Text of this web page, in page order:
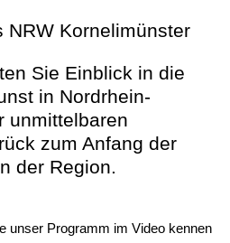
NRW Kornelimünster
Sie Einblick in die
in Nordrhein-
unmittelbaren
zum Anfang der
der Region.
unser Programm im Video kennen